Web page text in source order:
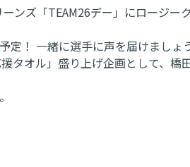
ンズ「TEAM26デー」にロージー
定！ 一緒に選手に声を届けましょ
タオル」盛り上げ企画として、